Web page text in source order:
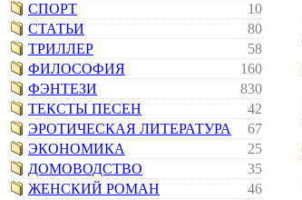
СПОРТ
10
СТАТЬИ
80
ТРИЛЛЕР
58
ФИЛОСОФИЯ
160
ФЭНТЕЗИ
830
ТЕКСТЫ ПЕСЕН
42
ЭРОТИЧЕСКАЯ ЛИТЕРАТУРА
67
ЭКОНОМИКА
25
ДОМОВОДСТВО
35
ЖЕНСКИЙ РОМАН
46